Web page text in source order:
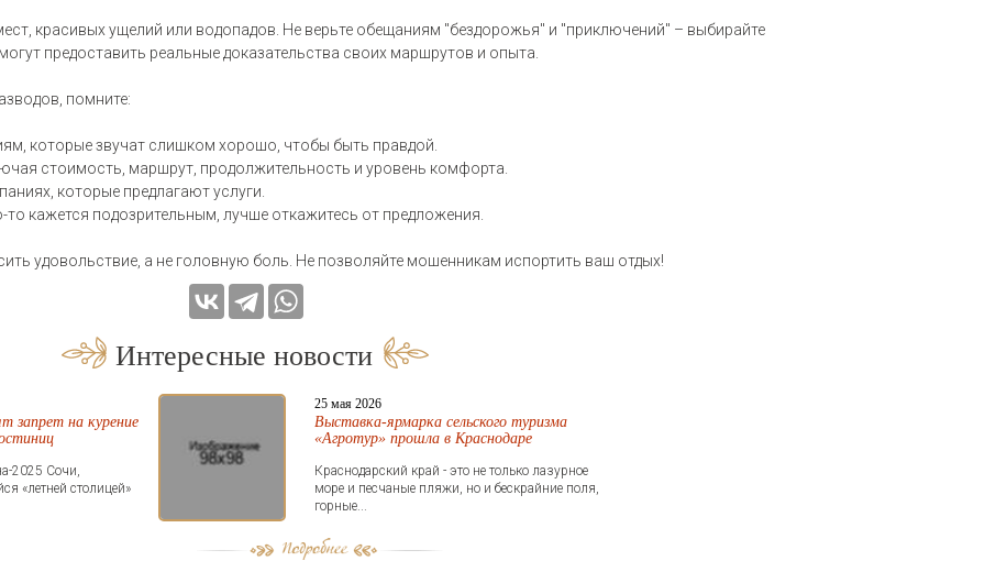
красивых ущелий или водопадов. Не верьте обещаниям "бездорожья" и "приключений" – выбирайте
предоставить реальные доказательства своих маршрутов и опыта.
помните:
которые звучат слишком хорошо, чтобы быть правдой.
стоимость, маршрут, продолжительность и уровень комфорта.
которые предлагают услуги.
то кажется подозрительным, лучше откажитесь от предложения.
удовольствие, а не головную боль. Не позволяйте мошенникам испортить ваш отдых!
Интересные новости
запрет на курение
2025 Сочи,
«летней столицей»
25 мая 2026
Выставка-ярмарка сельского туризма
«Агротур» прошла в Краснодаре
Краснодарский край - это не только лазурное
море и песчаные пляжи, но и бескрайние поля,
горные...